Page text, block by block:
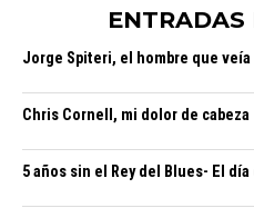
ENTRADAS
Jorge Spiteri, el hombre que
Chris Cornell, mi dolor de cabeza
5 años sin el Rey del Blues- El